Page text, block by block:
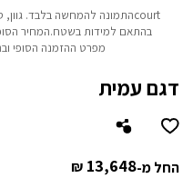
דגם עמית
החל מ- ₪ 13,648
courtהתמונה להמחשה בלבד.
בהתאם למידות בשטח.המחיר
מפרט ההזמנה הסופי